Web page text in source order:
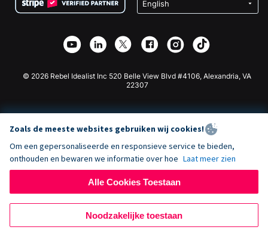
Privacy
Affiliate Partnerschap
Goede Doelen Fondsenwerving
Wix Donatie Plugin
Webflow Donatie App
Joomla Donatie
© 2026 Rebel Idealist Inc 520 Belle View Blvd #4106, Alexandria, VA
22307
Zoals de meeste websites gebruiken wij cookies!
Om een gepersonaliseerde en responsieve service te bieden,
onthouden en bewaren we informatie over hoe Laat meer zien
Alle Cookies Toestaan
Noodzakelijke toestaan